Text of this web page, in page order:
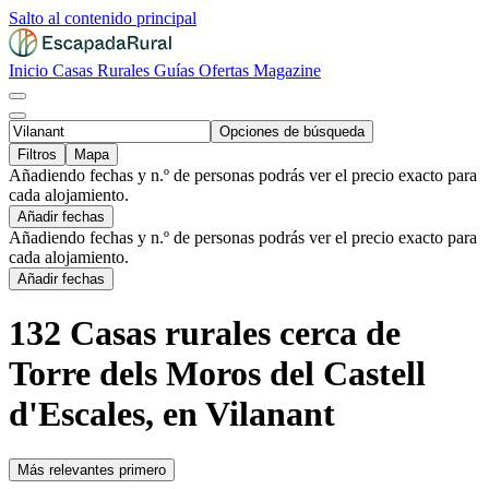
Salto al contenido principal
Inicio Casas Rurales Guías Ofertas Magazine
Opciones de búsqueda
Filtros
Mapa
Añadiendo fechas y n.º de personas podrás ver el precio exacto para
cada alojamiento.
Añadir fechas
Añadiendo fechas y n.º de personas podrás ver el precio exacto para
cada alojamiento.
Añadir fechas
132 Casas rurales cerca de
Torre dels Moros del Castell
d'Escales, en Vilanant
Más relevantes primero